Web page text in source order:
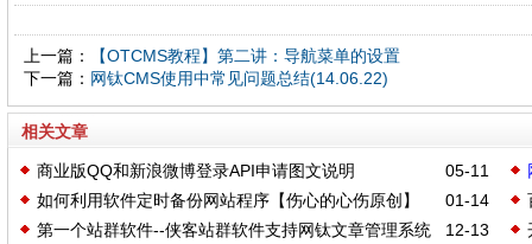
上一篇：
【OTCMS教程】第二讲：导航菜单的设置
下一篇： 网钛CMS使用中常见问题总结(14.06.22)
相关文章
05-11
商业版QQ和新浪微博登录API申请图文说明
01-14
如何利用软件定时备份网站程序【伤心的心伤原创】
12-13
第一个站群软件--侠客站群软件支持网钛文章管理系统